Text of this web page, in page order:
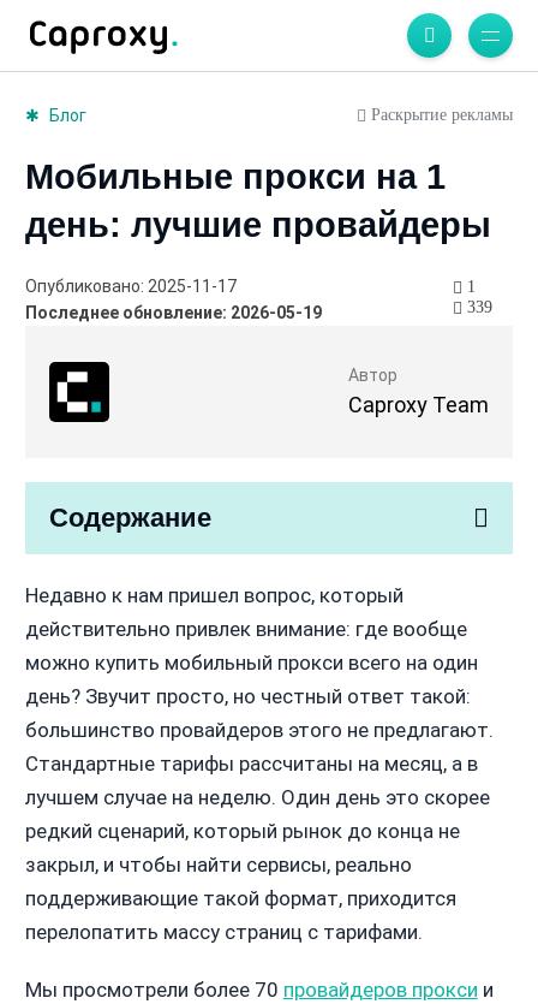
Блог Раскрытие рекламы
Мобильные прокси на 1
день: лучшие провайдеры
Автор
Caproxy Team
Опубликовано: 2025-11-17
Последнее обновление: 2026-05-19
1
339
Содержание
Недавно к нам пришел вопрос, который
действительно привлек внимание: где вообще
можно купить мобильный прокси всего на один
день? Звучит просто, но честный ответ такой:
большинство провайдеров этого не предлагают.
Стандартные тарифы рассчитаны на месяц, а в
лучшем случае на неделю. Один день это скорее
редкий сценарий, который рынок до конца не
закрыл, и чтобы найти сервисы, реально
поддерживающие такой формат, приходится
перелопатить массу страниц с тарифами.
Мы просмотрели более 70 провайдеров прокси и